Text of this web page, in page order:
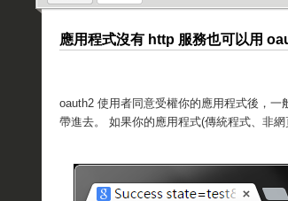
應用程式沒有 http 服務也可以用
oauth2 使用者同意受權你的應用程式後，
帶進去。 如果你的應用程式(傳統程式、非